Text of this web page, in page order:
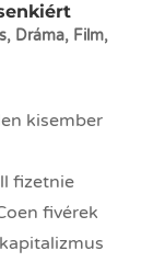
, Dráma, Film,
kisember
fizetnie
fivérek